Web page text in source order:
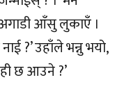
आँसु लुकाएँ ।
?’ उहाँले भन्नु भयो,
छ आउने ?’